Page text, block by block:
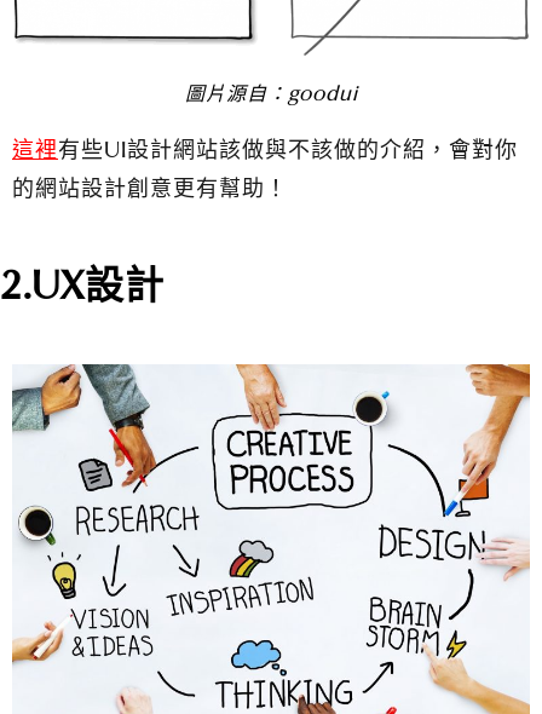
圖片源自： goodui
這裡有些UI設計網站該做與不該做的介紹，會對你
的網站設計創意更有幫助！
2.UX設計